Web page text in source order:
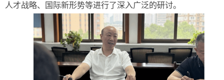
人才战略、国际新形势等进行了深入广泛的研讨。